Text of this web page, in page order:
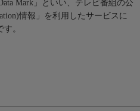
Mark」といい、テレビ番組の公
情報」を利用したサービスに
。